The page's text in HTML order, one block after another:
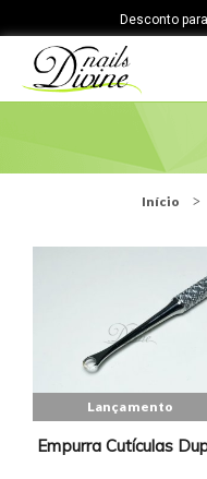
Início
Lançamento
Empurra Cutículas